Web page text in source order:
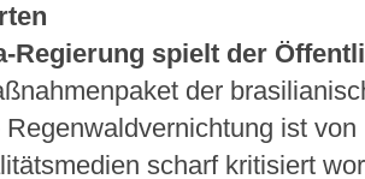
Regierung spielt der
der
Regenwaldvernichtung ist
scharf kritisiert